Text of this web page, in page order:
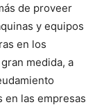
de proveer
y equipos
en los
medida, a
en las empresas